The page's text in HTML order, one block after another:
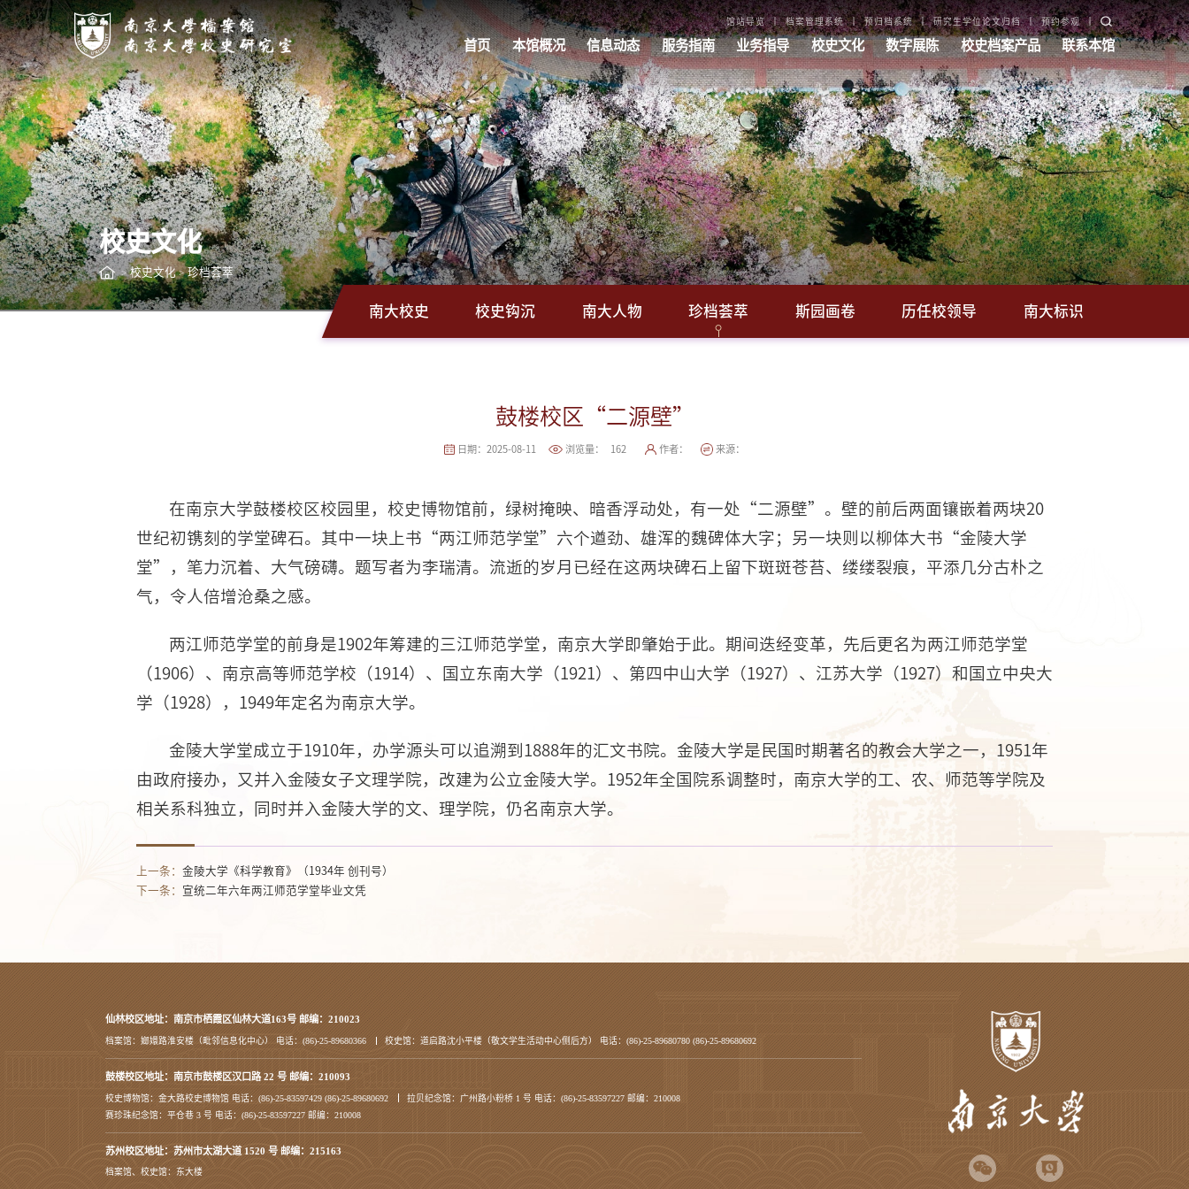
馆站导览 档案管理系统 预归档系统 研究生学位论文归档 预约参观
首页 本馆概况 信息动态 服务指南 业务指导 校史文化 数字展陈 校史档案产品 联系本馆
校史文化
> 校史文化 > 珍档荟萃
南大校史 校史钩沉 南大人物 珍档荟萃 斯园画卷 历任校领导 南大标识
鼓楼校区“二源壁”
日期：2025-08-11 浏览量： 162 作者： 来源：
在南京大学鼓楼校区校园里，校史博物馆前，绿树掩映、暗香浮动处，有一处“二源壁”。壁的前后两面镶嵌着两块20
世纪初镌刻的学堂碑石。其中一块上书“两江师范学堂”六个遒劲、雄浑的魏碑体大字；另一块则以柳体大书“金陵大学
堂”，笔力沉着、大气磅礴。题写者为李瑞清。流逝的岁月已经在这两块碑石上留下斑斑苍苔、缕缕裂痕，平添几分古朴之
气，令人倍增沧桑之感。
两江师范学堂的前身是1902年筹建的三江师范学堂，南京大学即肇始于此。期间迭经变革，先后更名为两江师范学堂
（1906）、南京高等师范学校（1914）、国立东南大学（1921）、第四中山大学（1927）、江苏大学（1927）和国立中央大
学（1928），1949年定名为南京大学。
金陵大学堂成立于1910年，办学源头可以追溯到1888年的汇文书院。金陵大学是民国时期著名的教会大学之一，1951年
由政府接办，又并入金陵女子文理学院，改建为公立金陵大学。1952年全国院系调整时，南京大学的工、农、师范等学院及
相关系科独立，同时并入金陵大学的文、理学院，仍名南京大学。
上一条： 金陵大学《科学教育》（1934年 创刊号）
下一条： 宣统二年六年两江师范学堂毕业文凭
仙林校区地址：南京市栖霞区仙林大道163号 邮编：210023
档案馆：嫏嬛路淮安楼（毗邻信息化中心） 电话：(86)-25-89680366 校史馆：道启路沈小平楼（敬文学生活动中心侧后方） 电话：(86)-25-89680780 (86)-25-89680692
鼓楼校区地址：南京市鼓楼区汉口路 22 号 邮编：210093
校史博物馆：金大路校史博物馆 电话：(86)-25-83597429 (86)-25-89680692
拉贝纪念馆：广州路小粉桥 1 号 电话：(86)-25-83597227 邮编：210008
赛珍珠纪念馆：平仓巷 3 号 电话：(86)-25-83597227 邮编：210008
苏州校区地址：苏州市太湖大道 1520 号 邮编：215163
档案馆、校史馆：东大楼